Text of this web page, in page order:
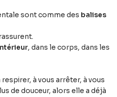
sont comme des balises
, dans le corps, dans les
à vous arrêter, à vous
de douceur, alors elle a déjà